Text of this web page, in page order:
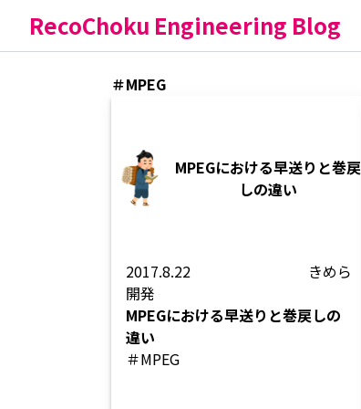
RecoChoku Engineering Blog
＃MPEG
MPEGにおける早送りと巻戻
しの違い
2017.8.22
きめら
開発
MPEGにおける早送りと巻戻しの
違い
＃MPEG